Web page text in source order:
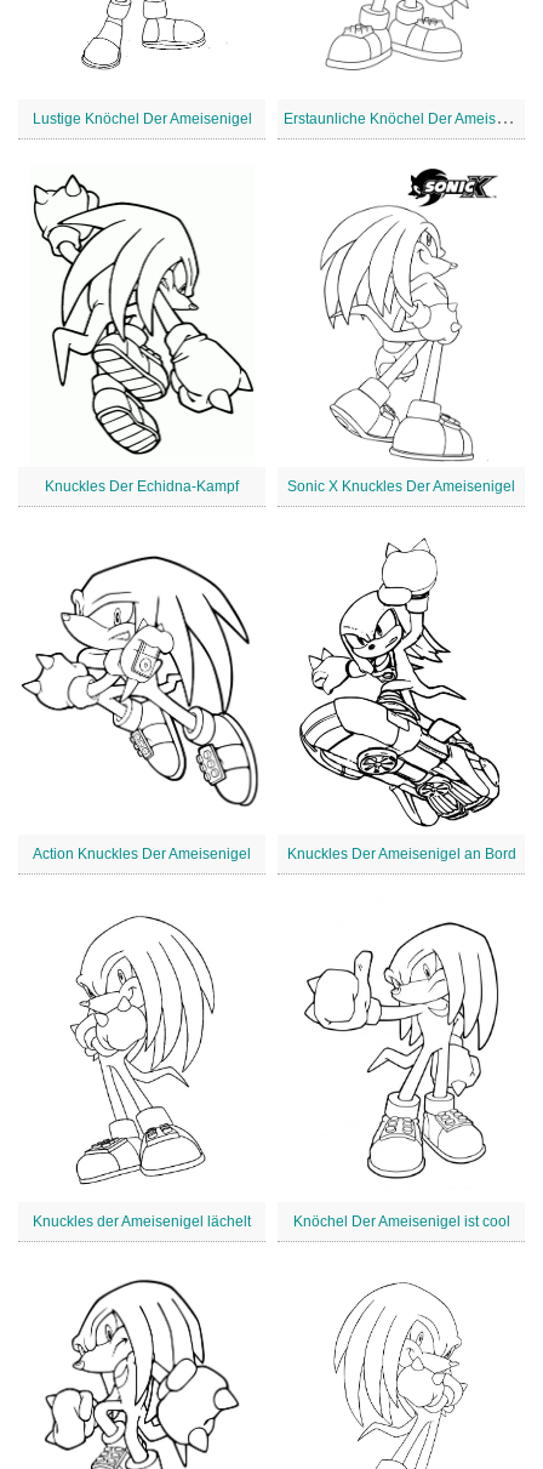
Lustige Knöchel Der Ameisenigel E
rstaunliche Knöchel Der Ameisenigel
Knuckles Der Echidna-Kampf Sonic X Knuckles Der Ameisenigel
Action Knuckles Der Ameisenigel Knuckles Der Ameisenigel an Bord
Knuckles der Ameisenigel lächelt Knöchel Der Ameisenigel ist cool